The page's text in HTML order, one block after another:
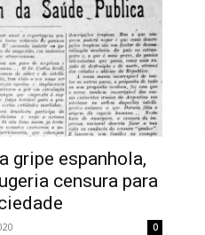
gripe espanhola,
censura para
0